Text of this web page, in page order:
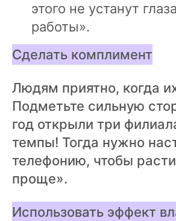
этого не устанут
работы».
Сделать комплимент
Людям приятно, когда
Подметьте сильную
год открыли три
темпы! Тогда нужно
телефонию, чтобы
проще».
Использовать эффект